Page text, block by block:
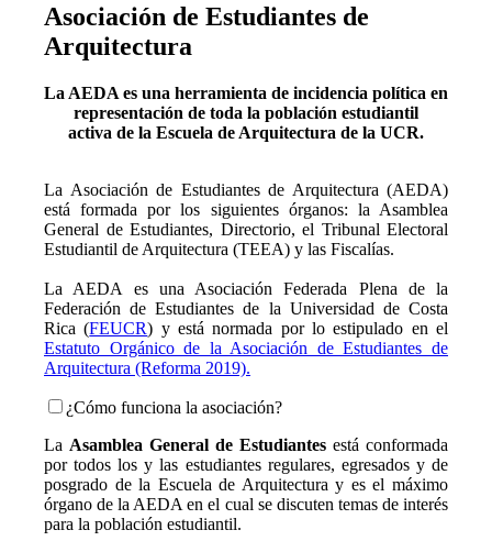
Asociación de Estudiantes de
Arquitectura
La AEDA es una herramienta de incidencia política en
representación de toda la población estudiantil
activa de la Escuela de Arquitectura de la UCR.
La Asociación de Estudiantes de Arquitectura (AEDA)
está formada por los siguientes órganos: la Asamblea
General de Estudiantes, Directorio, el Tribunal Electoral
Estudiantil de Arquitectura (TEEA) y las Fiscalías.
La AEDA es una Asociación Federada Plena de la
Federación de Estudiantes de la Universidad de Costa
Rica (FEUCR) y está normada por lo estipulado en el
Estatuto Orgánico de la Asociación de Estudiantes de
Arquitectura (Reforma 2019).
¿Cómo funciona la asociación?
La Asamblea General de Estudiantes está conformada
por todos los y las estudiantes regulares, egresados y de
posgrado de la Escuela de Arquitectura y es el máximo
órgano de la AEDA en el cual se discuten temas de interés
para la población estudiantil.